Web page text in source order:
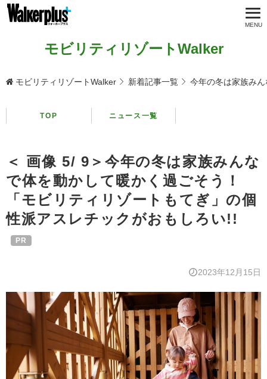
モビリティリゾートWalker
モビリティリゾートWalker 新着記事一覧 今年の冬は家族み
TOP ニュース一覧
＜ 画像 5/ 9＞今年の冬は家族みんな
で体を動かして暖かく過ごそう！
「モビリティリゾートもてぎ」の個
性派アスレチックがおもしろい!!
2023年12月15日